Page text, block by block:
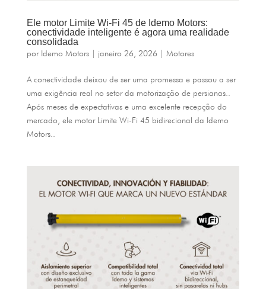
Ele motor Limite Wi-Fi 45 de Idemo Motors:
conectividade inteligente é agora uma realidade
consolidada
por Idemo Motors| janeiro 26, 2026 Motores
A conectividade deixou de ser uma promessa e passou a ser
uma exigência real no setor da motorização de persianas..
Após meses de expectativas e uma excelente recepção do
mercado, ele motor Limite Wi-Fi 45 bidirecional da Idemo
Motors..